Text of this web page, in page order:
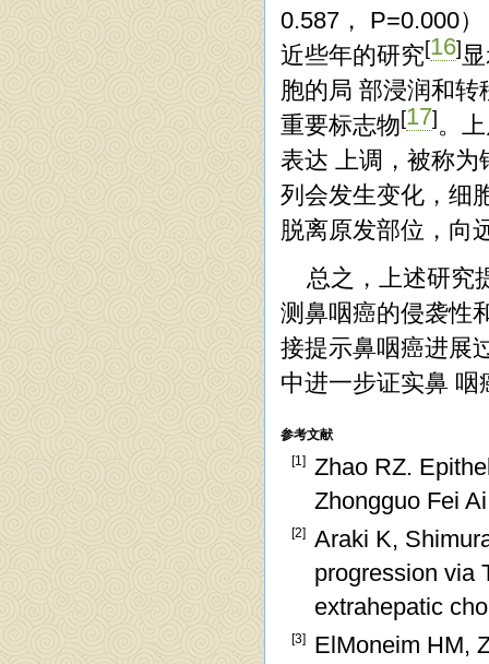
0.587， P=0.000
近些年的研究[16]
胞的局 部浸润和
重要标志物[17]。
表达 上调，被称为
列会发生变化，细
脱离原发部位，向
总之，上述研究
测鼻咽癌的侵袭性
接提示鼻咽癌进展
中进一步证实鼻
参考文献
[1]
Zhao RZ.
Zhongguo Fei
[2]
Araki K,
progression via
extrahepatic
[3]
ElMoneim HM,